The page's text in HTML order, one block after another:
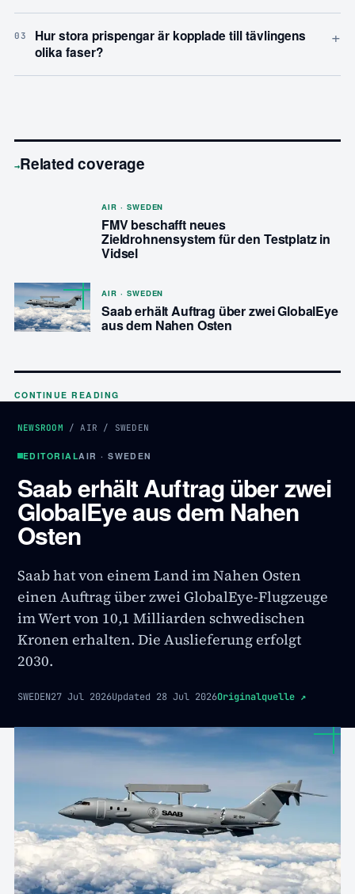
03
Hur stora prispengar är kopplade till tävlingens
olika faser?
+
→Related coverage
AIR · SWEDEN
FMV beschafft neues
Zieldrohnensystem für den Testplatz in
Vidsel
AIR · SWEDEN
Saab erhält Auftrag über zwei GlobalEye
aus dem Nahen Osten
CONTINUE READING
NEWSROOM /AIR / SWEDEN
EDITORIALAIR · SWEDEN
Saab erhält Auftrag über zwei
GlobalEye aus dem Nahen
Osten
Saab hat von einem Land im Nahen Osten
einen Auftrag über zwei GlobalEye-Flugzeuge
im Wert von 10,1 Milliarden schwedischen
Kronen erhalten. Die Auslieferung erfolgt
2030.
SWEDEN27 Jul 2026Updated 28 Jul 2026Originalquelle ↗